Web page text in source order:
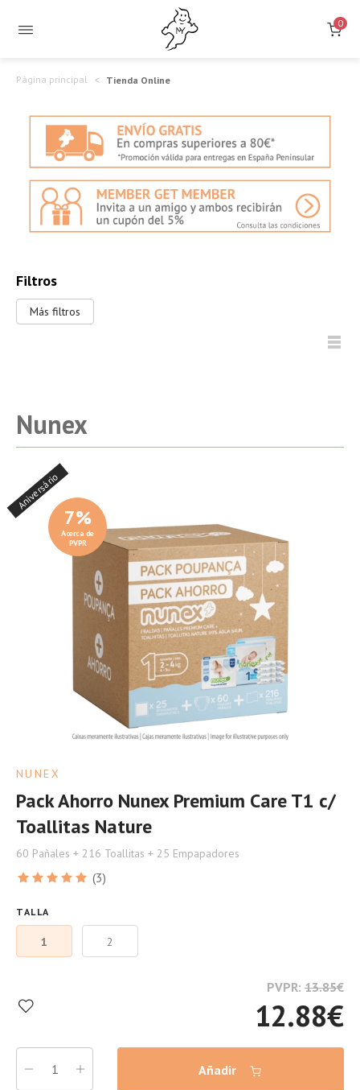
0
Página principal Tienda Online
Filtros
Más filtros
Nunex
7%
Acerca de
PVPR
Aniversário
NUNEX
Pack Ahorro Nunex Premium Care T1 c/
Toallitas Nature
60 Pañales + 216 Toallitas + 25 Empapadores
(3)
TALLA
1 2
PVPR: 13.85€
12.88€
Añadir